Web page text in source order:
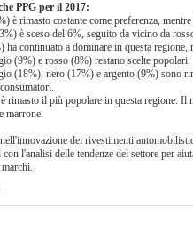
PPG per il 2017:
è rimasto costante come preferenza,
è sceso del 6%, seguito da vicino da
ha continuato a dominare in questa
(9%) e rosso (8%) restano scelte popolari.
(18%), nero (17%) e argento (9%) sono
rimasto il più popolare in questa regione. Il
marrone.
dei rivestimenti
l'analisi delle tendenze del settore per